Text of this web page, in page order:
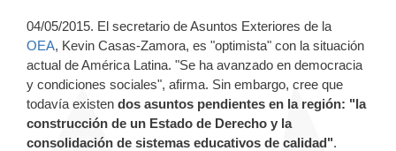
04/05/2015. El secretario de Asuntos Exteriores de la
OEA, Kevin Casas-Zamora, es "optimista" con la situación
actual de América Latina. "Se ha avanzado en democracia
y condiciones sociales", afirma. Sin embargo, cree que
todavía existen dos asuntos pendientes en la región: "la
construcción de un Estado de Derecho y la
consolidación de sistemas educativos de calidad".